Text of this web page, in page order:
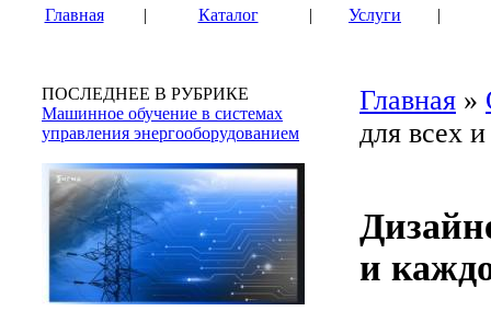
Главная | Каталог | Услуги |
ПОСЛЕДНЕЕ В РУБРИКЕ
Машинное обучение в системах
управления энергооборудованием
Главная »
для всех
и